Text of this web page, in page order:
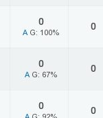
0
A G: 100%
0
0
A G: 67%
0
0 0